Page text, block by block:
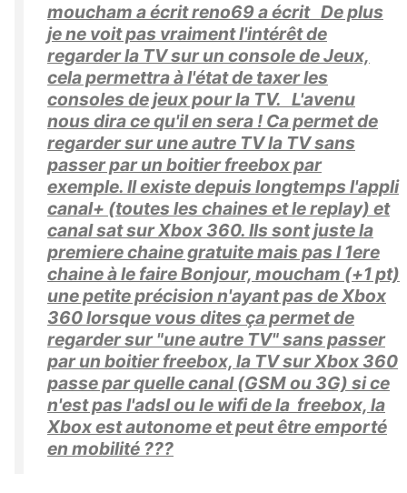
moucham a écrit reno69 a écrit De plus
je ne voit pas vraiment l'intérêt de
regarder la TV sur un console de Jeux,
cela permettra à l'état de taxer les
consoles de jeux pour la TV. L'avenu
nous dira ce qu'il en sera ! Ca permet de
regarder sur une autre TV la TV sans
passer par un boitier freebox par
exemple. Il existe depuis longtemps l'appli
canal+ (toutes les chaines et le replay) et
canal sat sur Xbox 360. Ils sont juste la
premiere chaine gratuite mais pas l 1ere
chaine à le faire Bonjour, moucham (+1 pt)
une petite précision n'ayant pas de Xbox
360 lorsque vous dites ça permet de
regarder sur "une autre TV" sans passer
par un boitier freebox, la TV sur Xbox 360
passe par quelle canal (GSM ou 3G) si ce
n'est pas l'adsl ou le wifi de la freebox, la
Xbox est autonome et peut être emporté
en mobilité ???